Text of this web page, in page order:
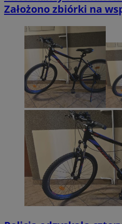
Założono zbiórki na